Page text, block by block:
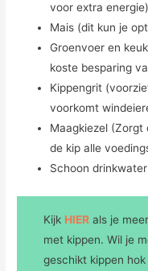
voor extra energie)
Mais (dit kun je
Groenvoer en
koste besparing
Kippengrit
voorkomt
Maagkiezel (Zorgt
de kip alle
Schoon
Kijk HIERals je
met kippen. Wil je
geschikt kippen hok